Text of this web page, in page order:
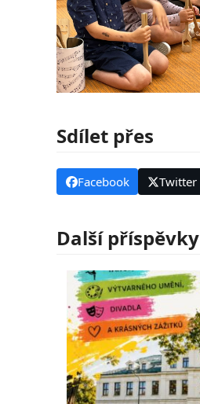
Sdílet přes
Facebook Twitter
Další příspěvky